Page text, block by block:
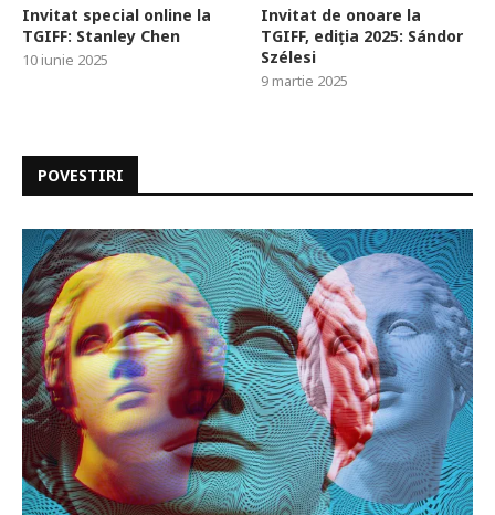
Invitat special online la
TGIFF: Stanley Chen
10 iunie 2025
Invitat de onoare la
TGIFF, ediția 2025: Sándor
Szélesi
9 martie 2025
POVESTIRI